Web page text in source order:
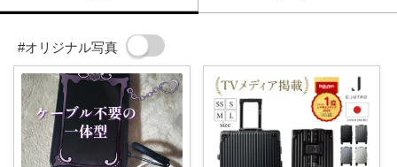
#オリジナル写真